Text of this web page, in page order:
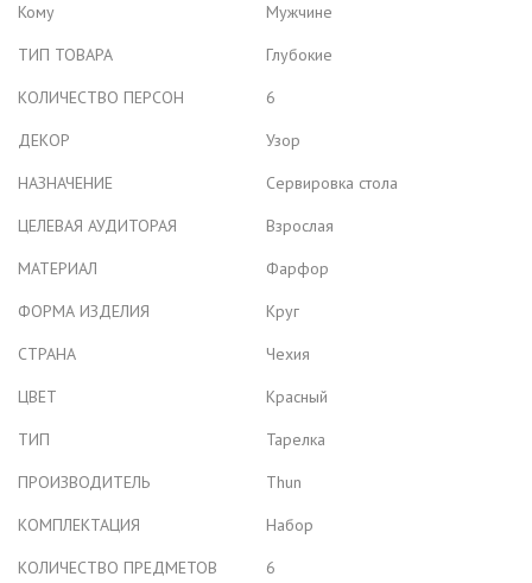
Кому
Мужчине
ТИП ТОВАРА
Глубокие
КОЛИЧЕСТВО ПЕРСОН
6
ДЕКОР
Узор
НАЗНАЧЕНИЕ
Сервировка стола
ЦЕЛЕВАЯ АУДИТОРАЯ
Взрослая
МАТЕРИАЛ
Фарфор
ФОРМА ИЗДЕЛИЯ
Круг
СТРАНА
Чехия
ЦВЕТ
Красный
ТИП
Тарелка
ПРОИЗВОДИТЕЛЬ
Thun
КОМПЛЕКТАЦИЯ
Набор
КОЛИЧЕСТВО ПРЕДМЕТОВ
6